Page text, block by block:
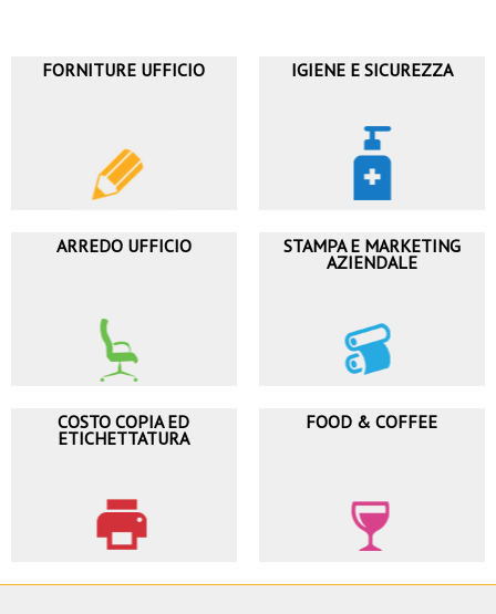
FORNITURE UFFICIO IGIENE E SICUREZZA
ARREDO UFFICIO STAMPA E MARKETING
AZIENDALE
COSTO COPIA ED
ETICHETTATURA
FOOD & COFFEE